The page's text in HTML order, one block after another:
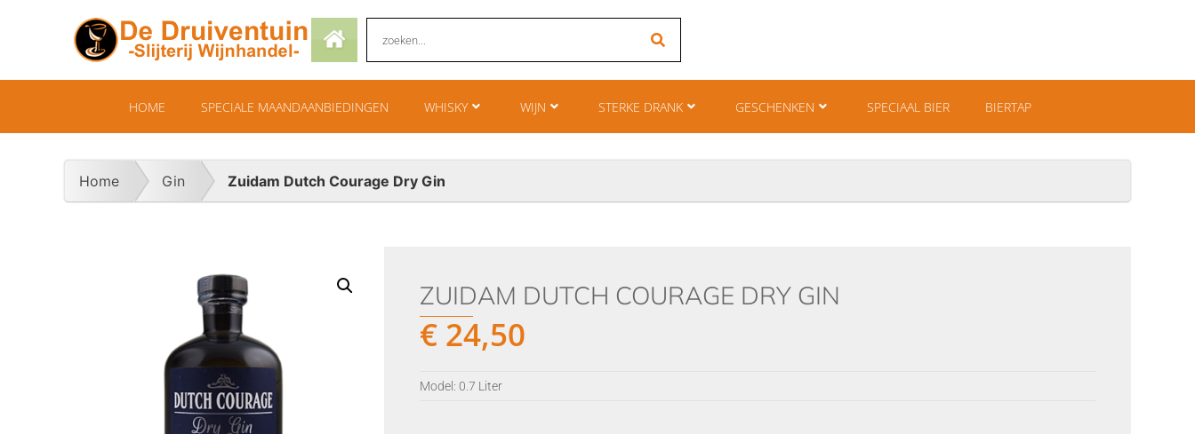
HOME SPECIALE MAANDAANBIEDINGEN WHISKY WIJN STERKE DRANK GESCHENKEN SPECIAAL BIER BIERTAP
Home Gin Zuidam Dutch Courage Dry Gin
ZUIDAM DUTCH COURAGE DRY GIN
€ 24,50
Model: 0.7 Liter